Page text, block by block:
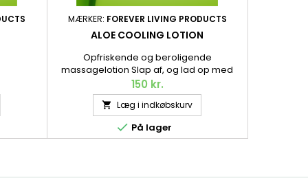
MÆRKER: FOREVER LIVING PRODUCTS
ALOE COOLING LOTION
Opfriskende og beroligende
massagelotion Slap af, og lad op med
denne opfriskende lotion. Nogen mærker
en kølende fornemmelse. Andre mærker
en varmende fornemmelse. Aloe vera,
mentol og eukalyptus giver en
opfriskende og samtidig beroligende
150 kr.
 Læg i indkøbskurv
 På lager